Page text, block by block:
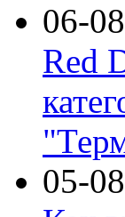
06-
Red
05-